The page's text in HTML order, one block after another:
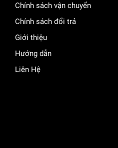
Chính sách vận chuyển
Chính sách đổi trả
Giới thiệu
Hướng dẫn
Liên Hệ